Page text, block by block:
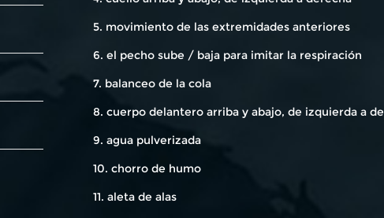
5. movimiento de las extremidades anteriores
6. el pecho sube / baja para imitar la respiración
7. balanceo de la cola
8. cuerpo delantero arriba y abajo, de izquierda a
9. agua pulverizada
10. chorro de humo
11. aleta de alas